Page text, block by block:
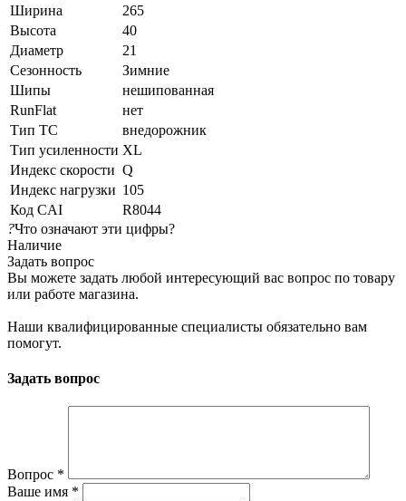
Ширина
265
Высота
40
Диаметр
21
Сезонность
Зимние
Шипы
нешипованная
RunFlat
нет
Тип ТС
внедорожник
Тип усиленности XL
Индекс скорости Q
Индекс нагрузки 105
Код CAI
R8044
?Что означают эти цифры?
Наличие
Задать вопрос
Вы можете задать любой интересующий вас вопрос по товару
или работе магазина.
Наши квалифицированные специалисты обязательно вам
помогут.
Задать вопрос
Вопрос *
Ваше имя *